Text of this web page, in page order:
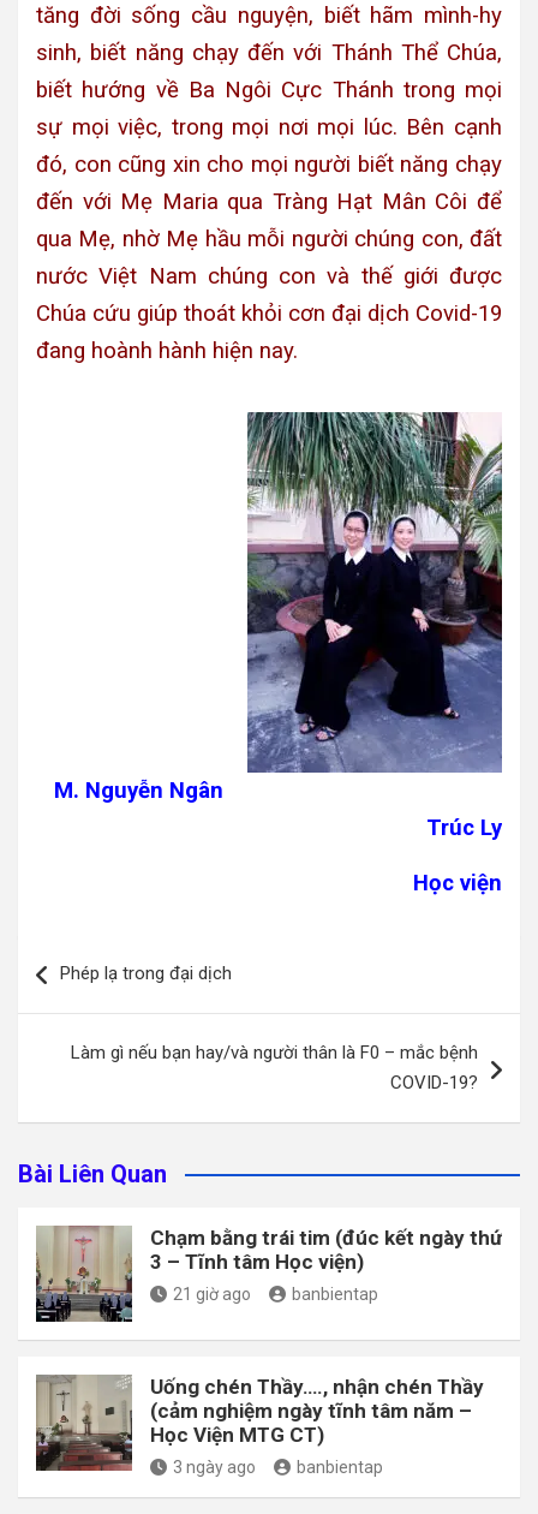
tăng đời sống cầu nguyện, biết hãm mình-hy
sinh, biết năng chạy đến với Thánh Thể Chúa,
biết hướng về Ba Ngôi Cực Thánh trong mọi
sự mọi việc, trong mọi nơi mọi lúc. Bên cạnh
đó, con cũng xin cho mọi người biết năng chạy
đến với Mẹ Maria qua Tràng Hạt Mân Côi để
qua Mẹ, nhờ Mẹ hầu mỗi người chúng con, đất
nước Việt Nam chúng con và thế giới được
Chúa cứu giúp thoát khỏi cơn đại dịch Covid-19
đang hoành hành hiện nay.
M. Nguyễn Ngân
Trúc Ly
Học viện
hướng
Phép lạ trong đại dịch
Làm gì nếu bạn hay/và người thân là F0 – mắc bệnh
COVID-19?
Bài Liên Quan
Chạm bằng trái tim (đúc kết ngày thứ
3 – Tĩnh tâm Học viện)
21 giờ ago banbientap
Uống chén Thầy…., nhận chén Thầy
(cảm nghiệm ngày tĩnh tâm năm –
Học Viện MTG CT)
3 ngày ago banbientap